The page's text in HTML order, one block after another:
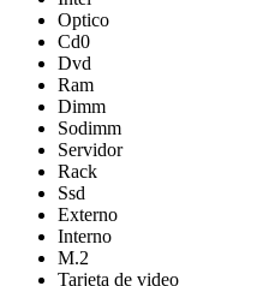
Optico
Cd0
Dvd
Ram
Dimm
Sodimm
Servidor
Rack
Ssd
Externo
Interno
M.2
Tarjeta de video